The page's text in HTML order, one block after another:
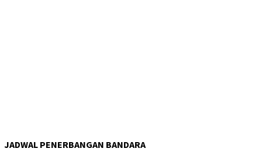
JADWAL PENERBANGAN BANDARA